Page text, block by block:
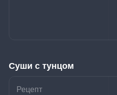
Суши с тунцом
Рецепт